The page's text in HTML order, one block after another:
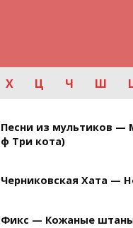
Х Ц Ч Ш
Песни из мультиков
ф Три кота)
Черниковская Хата —
Фикс — Кожаные